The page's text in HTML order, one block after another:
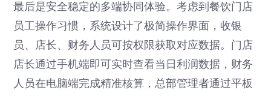
最后是安全稳定的多端协同体验。考虑到餐饮门店
员工操作习惯，系统设计了极简操作界面，收银
员、店长、财务人员可按权限获取对应数据。门店
店长通过手机端即可实时查看当日利润数据，财务
人员在电脑端完成精准核算，总部管理者通过平板